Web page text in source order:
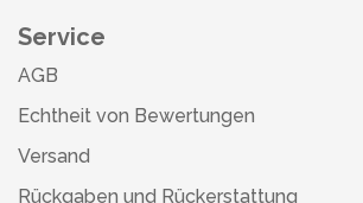
Service
AGB
Echtheit von Bewertungen
Versand
Rückgaben und Rückerstattung